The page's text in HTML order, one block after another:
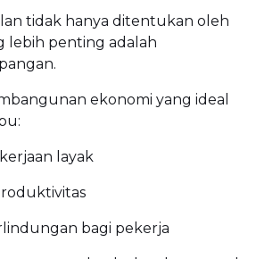
tidak hanya ditentukan oleh
lebih penting adalah
ekonomi yang ideal
layak
bagi pekerja